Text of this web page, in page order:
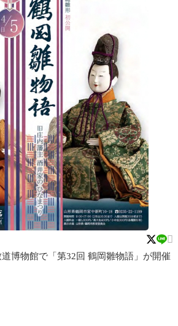

博物館で「第32回 鶴岡雛物語」が開催